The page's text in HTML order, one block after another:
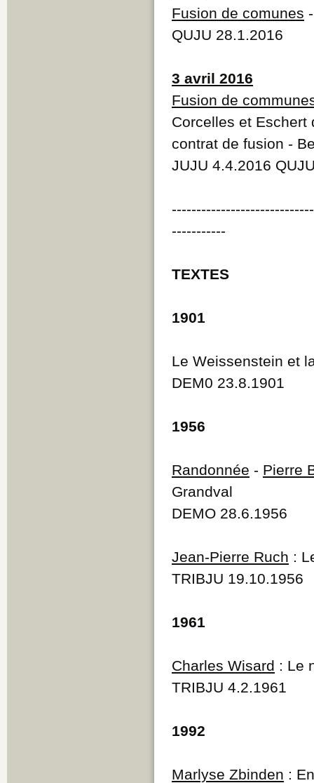
Fusion de comunes
QUJU 28.1.2016
3 avril 2016
Fusion de
Corcelles et Eschert
contrat de fusion -
JUJU 4.4.2016
-----------
TEXTES
1901
Le Weissenstein et
DEM0 23.8.1901
1956
Randonnée - Pierre
Grandval
DEMO 28.6.1956
Jean-Pierre Ruch :
TRIBJU 19.10.1956
1961
Charles Wisard : Le
TRIBJU 4.2.1961
1992
Marlyse Zbinden :